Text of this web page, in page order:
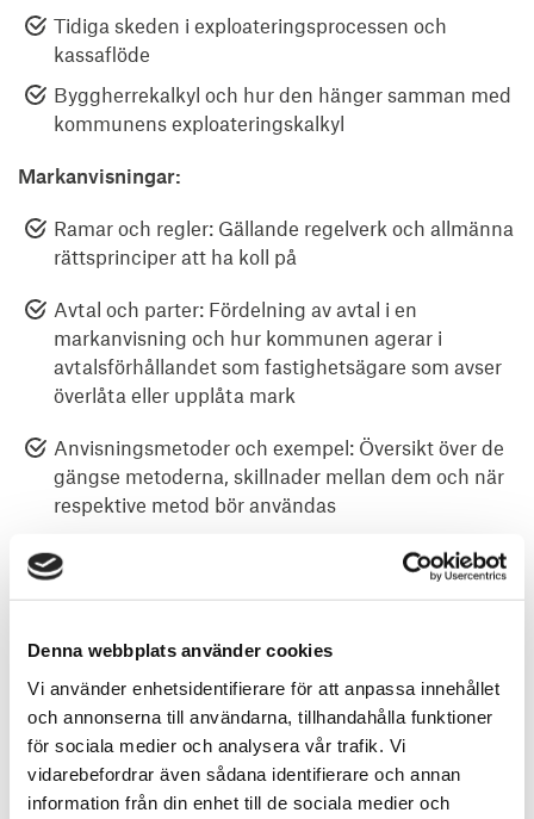
Denna webbplats använder cookies
Vi använder enhetsidentifierare för att anpassa innehållet
och annonserna till användarna, tillhandahålla funktioner
för sociala medier och analysera vår trafik. Vi
vidarebefordrar även sådana identifierare och annan
information från din enhet till de sociala medier och
Tidiga skeden i exploateringsprocessen och
kassaflöde
Byggherrekalkyl och hur den hänger samman med
kommunens exploateringskalkyl
Markanvisningar:
Ramar och regler: Gällande regelverk och allmänna
rättsprinciper att ha koll på
Avtal och parter: Fördelning av avtal i en
markanvisning och hur kommunen agerar i
avtalsförhållandet som fastighetsägare som avser
överlåta eller upplåta mark
Anvisningsmetoder och exempel: Översikt över de
gängse metoderna, skillnader mellan dem och när
respektive metod bör användas
Som deltagare får du:
och markanvisningar
Hur mark- och exploateringsprocessen vanligtvis
går till och de olika aktörernas roller
Exploateringskalkyler: För vad, hur mycket och när
kan kommen ta betalt av exploatörer?